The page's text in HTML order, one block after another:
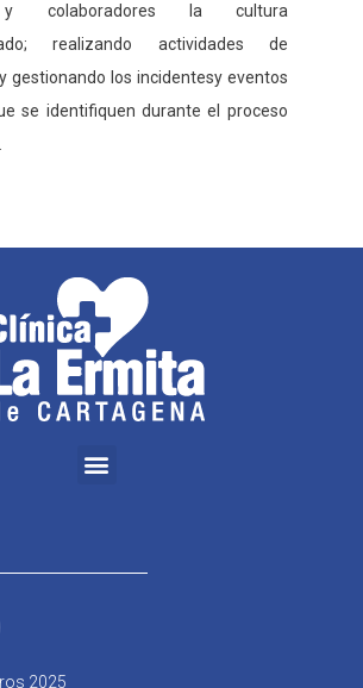
colaboradores la cultura
realizando actividades de
gestionando los incidentesy eventos
se identifiquen durante el proceso
2025